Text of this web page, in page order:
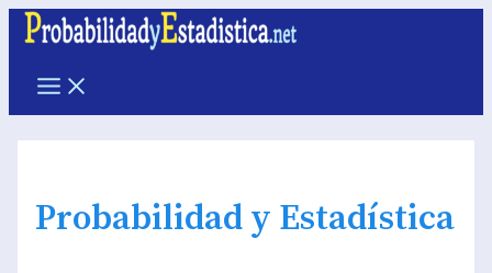
contenido
Main
Menu
Probabilidad y Estadística